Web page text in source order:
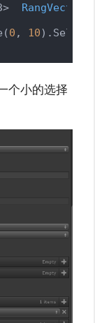
RangVector3
0 , 10
个小的选择